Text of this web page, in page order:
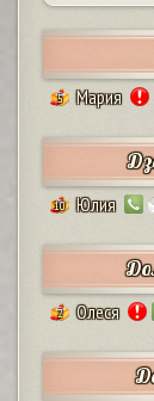
5 Мария
10 Юлия
2 Олеся